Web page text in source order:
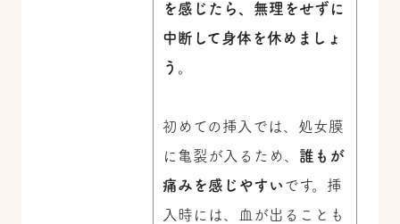
を感じたら、無理をせずに
中断して身体を休めましょ
う 。
初めての挿入では、処女膜
に亀裂が入るため、 誰もが
痛みを感じやすい です。挿
入時には、血が出ることも